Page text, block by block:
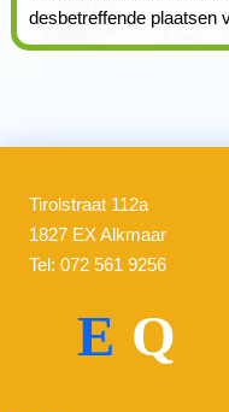
desbetreffende plaatsen
Tirolstraat 112a
1827 EX Alkmaar
Tel: 072 561 9256
E Q